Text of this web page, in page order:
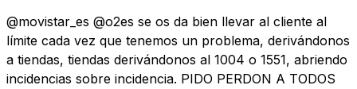
@movistar_es @o2es se os da bien llevar al cliente al
límite cada vez que tenemos un problema, derivándonos
a tiendas, tiendas derivándonos al 1004 o 1551, abriendo
incidencias sobre incidencia. PIDO PERDON A TODOS